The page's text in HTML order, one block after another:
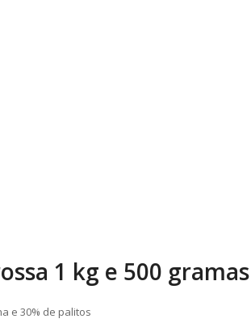
1 kg e 500 gramas
e 30% de palitos